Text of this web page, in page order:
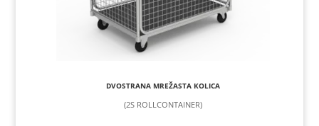
DVOSTRANA MREŽASTA KOLICA
(2S ROLLCONTAINER)